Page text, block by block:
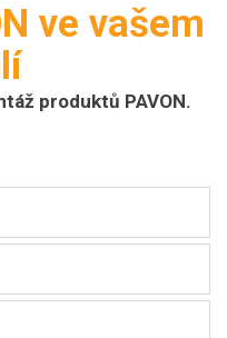
ve vašem
produktů PAVON.